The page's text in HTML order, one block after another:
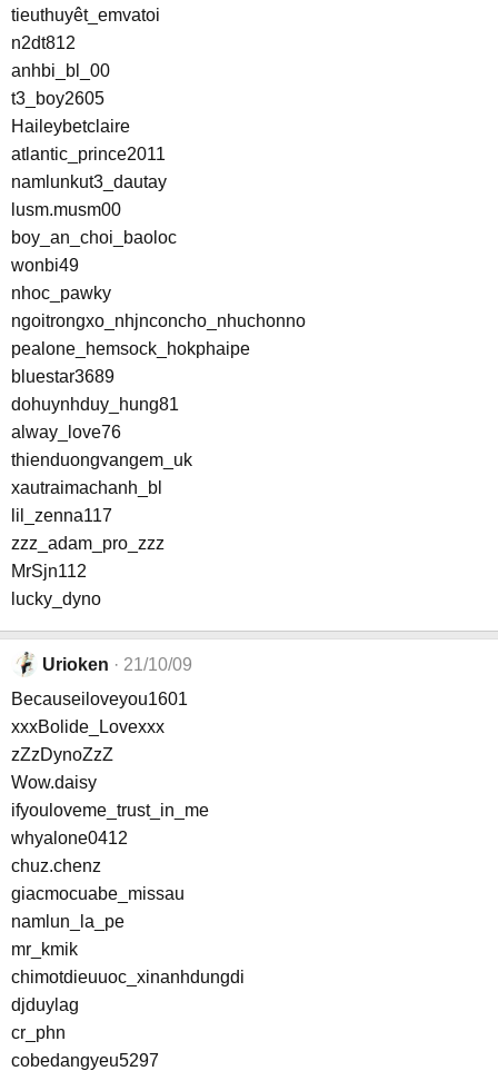
tieuthuyêt_emvatoi
n2dt812
anhbi_bl_00
t3_boy2605
Haileybetclaire
atlantic_prince2011
namlunkut3_dautay
lusm.musm00
boy_an_choi_baoloc
wonbi49
nhoc_pawky
ngoitrongxo_nhjnconcho_nhuchonno
pealone_hemsock_hokphaipe
bluestar3689
dohuynhduy_hung81
alway_love76
thienduongvangem_uk
xautraimachanh_bl
lil_zenna117
zzz_adam_pro_zzz
MrSjn112
lucky_dyno
Urioken
21/10/09
Becauseiloveyou1601
xxxBolide_Lovexxx
zZzDynoZzZ
Wow.daisy
ifyouloveme_trust_in_me
whyalone0412
chuz.chenz
giacmocuabe_missau
namlun_la_pe
mr_kmik
chimotdieuuoc_xinanhdungdi
djduylag
cr_phn
cobedangyeu5297